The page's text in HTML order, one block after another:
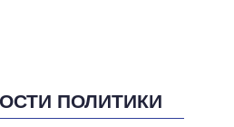
ПОЛИТИКИ